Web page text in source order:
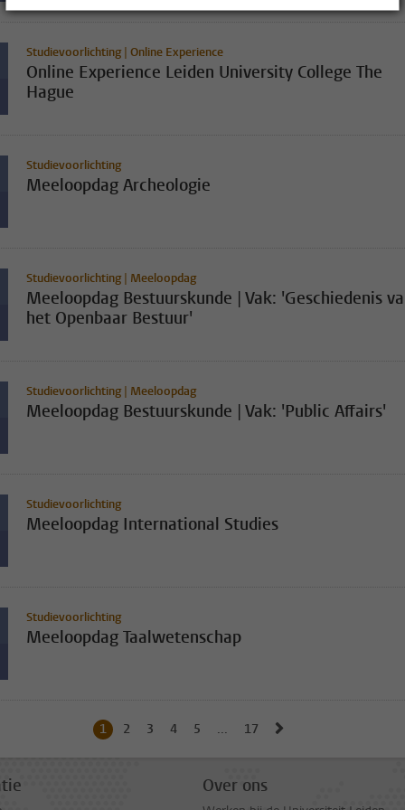
Studievoorlichting | Online Experience
Online Experience Leiden University College The
Hague
Studievoorlichting
Meeloopdag Archeologie
Studievoorlichting | Meeloopdag
Meeloopdag Bestuurskunde | Vak: 'Geschiedenis
het Openbaar Bestuur'
Studievoorlichting | Meeloopdag
Meeloopdag Bestuurskunde | Vak: 'Public Affairs'
Studievoorlichting
Meeloopdag International Studies
Studievoorlichting
Meeloopdag Taalwetenschap
Huidige pagina, pagina
1 Naar pagina
2 Naar pagina
3 Naar pagina
4 Naar pagina
5 ... Naar laatste pagina, pagina
17
Over ons